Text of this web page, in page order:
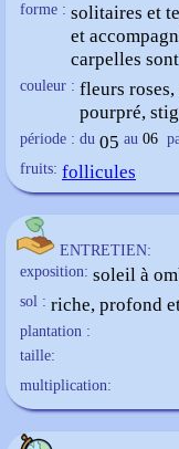
forme : solitaires et
et
carpelles
couleur : fleurs
pourpré,
période : du 05 au 06
fruits: follicules
ENTRETIEN:
exposition: soleil à
sol : riche, profond
plantation :
taille:
multiplication: